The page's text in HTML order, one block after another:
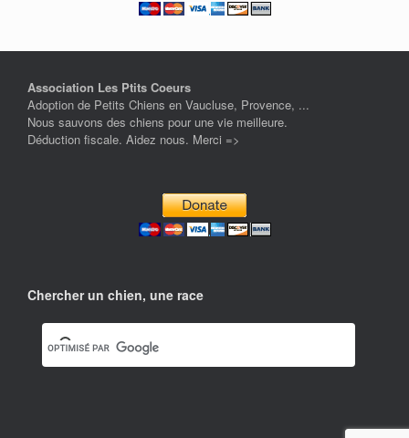
Association Les Ptits Coeurs
Adoption de Petits Chiens en Vaucluse, Provence, ...
Nous sauvons des chiens pour une vie meilleure.
Déduction fiscale. Aidez nous. Merci =>
Chercher un chien, une race